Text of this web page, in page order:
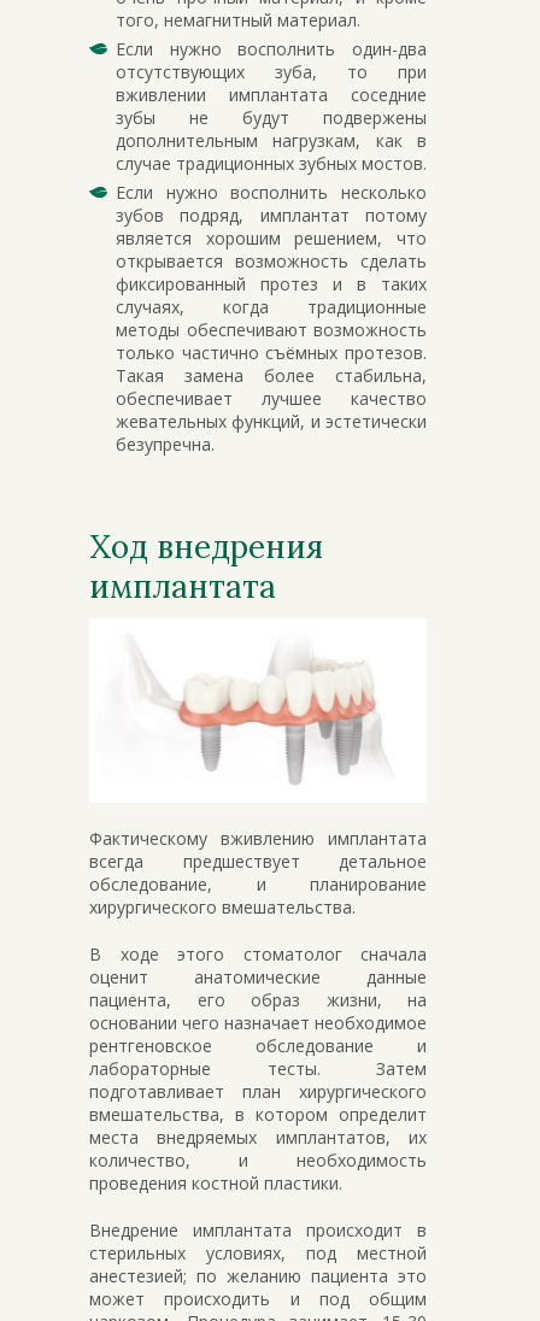
того, немагнитный материал.
Если нужно восполнить один-два
отсутствующих зуба, то при
вживлении имплантата соседние
зубы не будут подвержены
дополнительным нагрузкам, как в
случае традиционных зубных мостов.
Если нужно восполнить несколько
зубов подряд, имплантат потому
является хорошим решением, что
открывается возможность сделать
фиксированный протез и в таких
случаях, когда традиционные
методы обеспечивают возможность
только частично съёмных протезов.
Такая замена более стабильна,
обеспечивает лучшее качество
жевательных функций, и эстетически
безупречна.
Ход внедрения
имплантата
Фактическому вживлению имплантата
всегда предшествует детальное
обследование, и планирование
хирургического вмешательства.
В ходе этого стоматолог сначала
оценит анатомические данные
пациента, его образ жизни, на
основании чего назначает необходимое
рентгеновское обследование и
лабораторные тесты. Затем
подготавливает план хирургического
вмешательства, в котором определит
места внедряемых имплантатов, их
количество, и необходимость
проведения костной пластики.
Внедрение имплантата происходит в
стерильных условиях, под местной
анестезией; по желанию пациента это
может происходить и под общим